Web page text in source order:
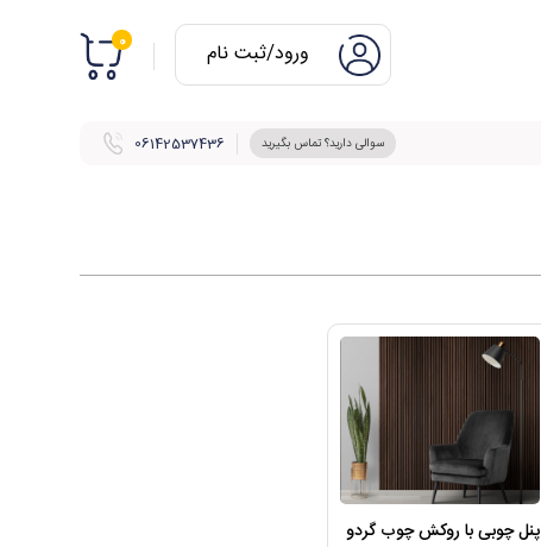
0 ورود/ثبت نام
06142537436 سوالی دارید؟ تماس بگیرید
پنل چوبی با روکش چوب گردو